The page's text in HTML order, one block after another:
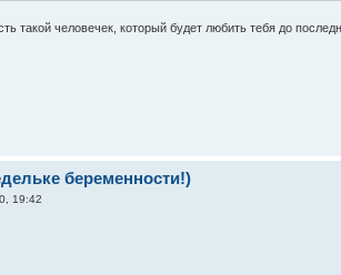
такой человечек, который будет любить тебя до
беременности!)
19:42